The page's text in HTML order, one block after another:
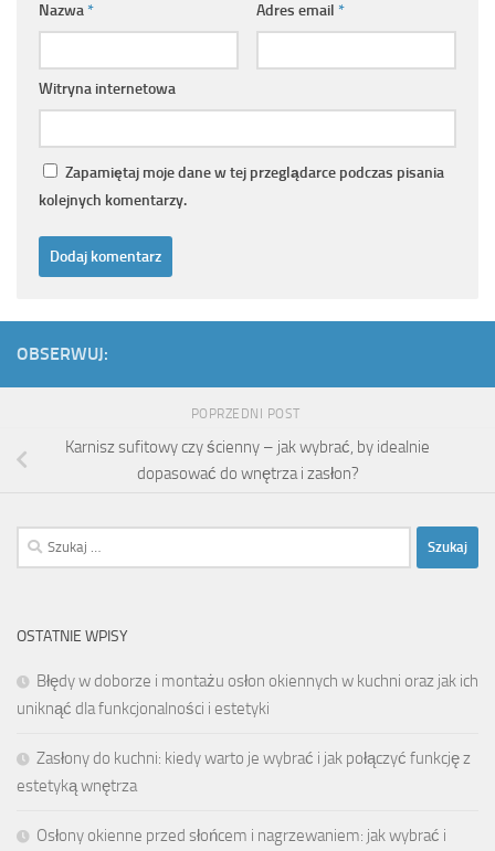
Nazwa* Adres email *
Witryna internetowa
Zapamiętaj moje dane w tej przeglądarce podczas pisania
kolejnych komentarzy.
OBSERWUJ:
POPRZEDNI POST
Karnisz sufitowy czy ścienny – jak wybrać, by idealnie
dopasować do wnętrza i zasłon?
Szukaj:
OSTATNIE WPISY
Błędy w doborze i montażu osłon okiennych w kuchni oraz jak ich
uniknąć dla funkcjonalności i estetyki
Zasłony do kuchni: kiedy warto je wybrać i jak połączyć funkcję z
estetyką wnętrza
Osłony okienne przed słońcem i nagrzewaniem: jak wybrać i